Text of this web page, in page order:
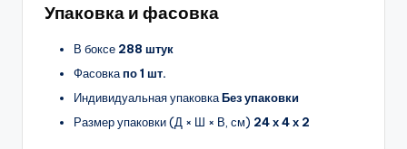
Упаковка и фасовка
В боксе 288 штук
Фасовкапо 1 шт.
Индивидуальная упаковкаБез упаковки
Размер упаковки (Д × Ш × В, см) 24 х 4 х 2